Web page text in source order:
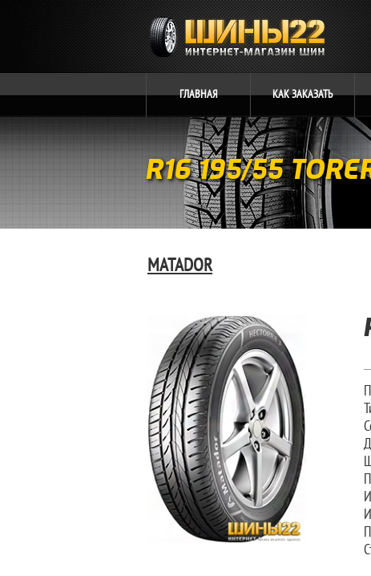
ГЛАВНАЯ КАКЗАКАЗАТЬ
R16 195/55
MATADOR